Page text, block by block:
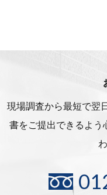
現場調査から最短で翌
書をご提出できるよう